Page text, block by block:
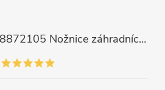
EXTOL PREMIUM 8872105 Nožnice záhradnícke dlhé úzke, 200mm, max. prestrih Ø6mm